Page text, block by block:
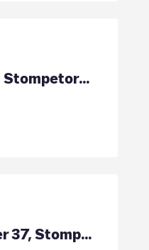
TNLP009718 - Erf 8, Stompetoren
TNLP006405 - Akker 37, Stompetoren